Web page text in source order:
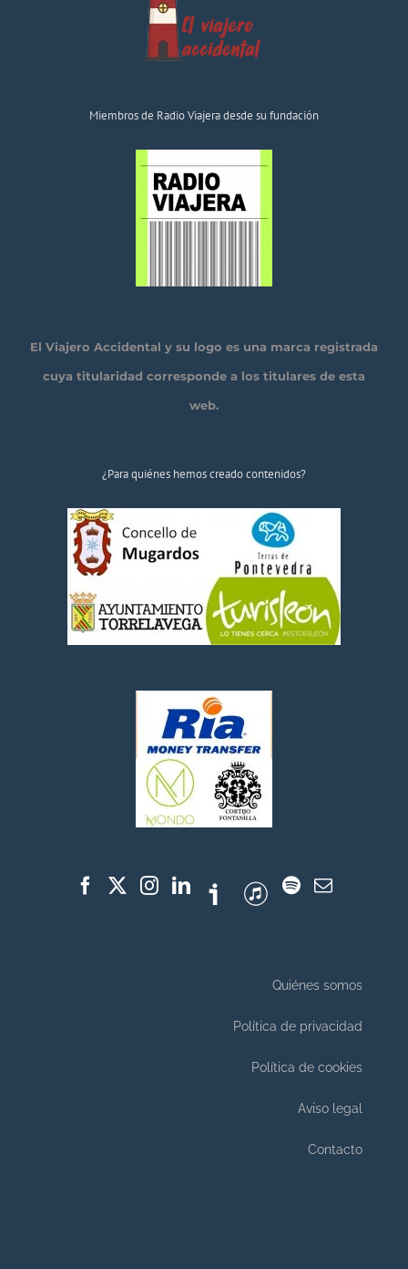
Miembros de Radio Viajera desde su fundación
El Viajero Accidental y su logo es una marca registrada
cuya titularidad corresponde a los titulares de esta
web.
¿Para quiénes hemos creado contenidos?
Quiénes somos
Política de privacidad
Política de cookies
Aviso legal
Contacto